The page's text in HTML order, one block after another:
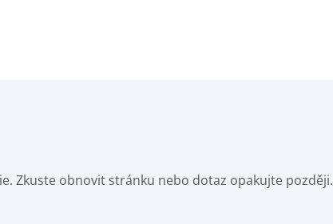
Zkuste obnovit stránku nebo dotaz opakujte později.